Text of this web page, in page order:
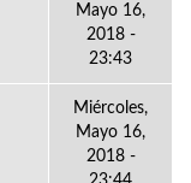
Mayo 16,
2018 -
23:43
Miércoles,
Mayo 16,
2018 -